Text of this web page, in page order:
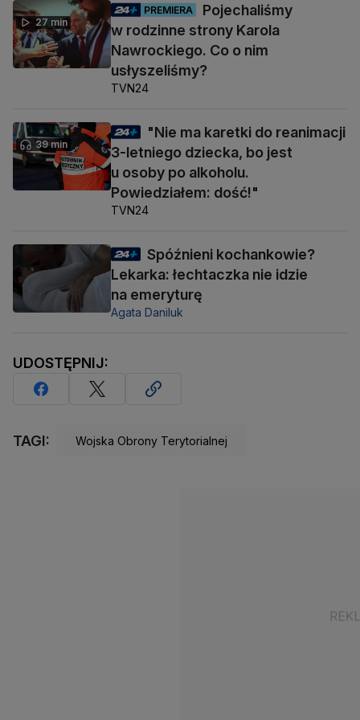
27 min
PREMIERA
Pojechaliśmy
w rodzinne strony Karola
Nawrockiego. Co o nim
usłyszeliśmy?
TVN24
39 min
"Nie ma karetki do reanimacji
3-letniego dziecka, bo jest
u osoby po alkoholu.
Powiedziałem: dość!"
TVN24
Spóźnieni kochankowie?
Lekarka: łechtaczka nie idzie
na emeryturę
Agata Daniluk
UDOSTĘPNIJ:
TAGI: Wojska Obrony Terytorialnej